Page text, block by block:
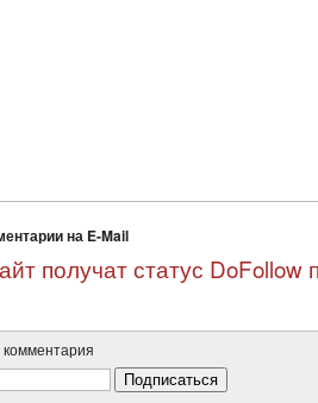
на E-Mail
получат статус DoFollow